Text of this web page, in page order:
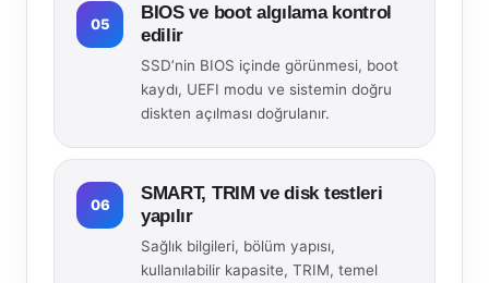
05
BIOS ve boot algılama kontrol
edilir
SSD’nin BIOS içinde görünmesi, boot
kaydı, UEFI modu ve sistemin doğru
diskten açılması doğrulanır.
06
SMART, TRIM ve disk testleri
yapılır
Sağlık bilgileri, bölüm yapısı,
kullanılabilir kapasite, TRIM, temel